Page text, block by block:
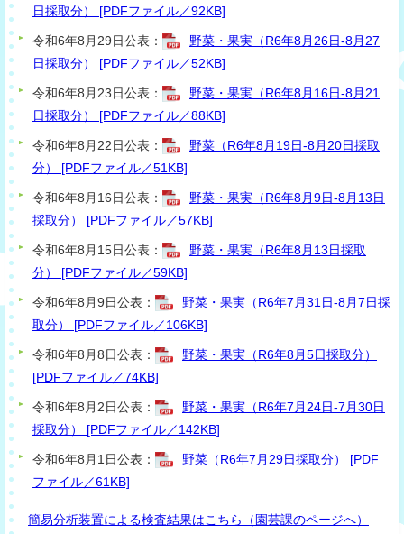
日採取分） [PDFファイル／92KB]
令和6年8月29日公表：
野菜・果実（R6年8月26日-8月27
日採取分） [PDFファイル／52KB]
令和6年8月23日公表：
野菜・果実（R6年8月16日-8月21
日採取分） [PDFファイル／88KB]
令和6年8月22日公表：
野菜（R6年8月19日-8月20日採取
分） [PDFファイル／51KB]
令和6年8月16日公表：
野菜・果実（R6年8月9日-8月13日
採取分） [PDFファイル／57KB]
令和6年8月15日公表：
野菜・果実（R6年8月13日採取
分） [PDFファイル／59KB]
令和6年8月9日公表：
野菜・果実（R6年7月31日-8月7日採
取分） [PDFファイル／106KB]
令和6年8月8日公表：
野菜・果実（R6年8月5日採取分）
[PDFファイル／74KB]
令和6年8月2日公表：
野菜・果実（R6年7月24日-7月30日
採取分） [PDFファイル／142KB]
令和6年8月1日公表：
野菜（R6年7月29日採取分） [PDF
ファイル／61KB]
簡易分析装置による検査結果はこちら（園芸課のページへ）